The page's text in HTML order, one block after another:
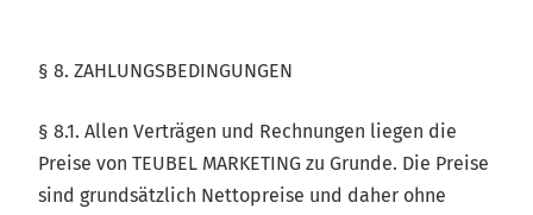
§ 8. ZAHLUNGSBEDINGUNGEN
§ 8.1. Allen Verträgen und Rechnungen liegen die
Preise von TEUBEL MARKETING zu Grunde. Die Preise
sind grundsätzlich Nettopreise und daher ohne